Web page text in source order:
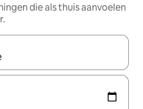
die als thuis aanvoelen
zijn, maak je een keuze